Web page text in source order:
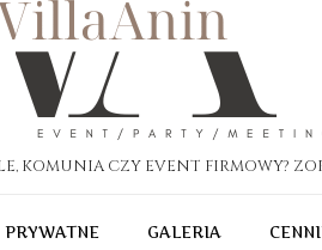
KOMUNIA CZY EVENT FIRMOWY?
PRYWATNE GALERIA